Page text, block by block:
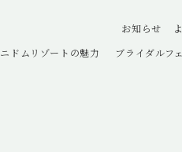
お知らせ
ニドムリゾートの魅力 ブライダルフ